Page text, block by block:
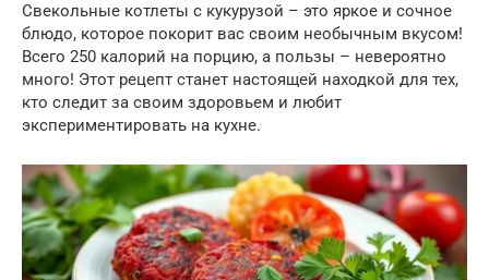
Свекольные котлеты с кукурузой – это яркое и сочное
блюдо, которое покорит вас своим необычным вкусом!
Всего 250 калорий на порцию, а пользы – невероятно
много! Этот рецепт станет настоящей находкой для тех,
кто следит за своим здоровьем и любит
экспериментировать на кухне.